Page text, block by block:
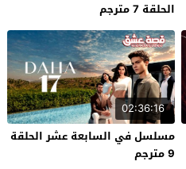
الحلقة 7 مترجم
02:36:16
مسلسل في السابعة عشر الحلقة
9 مترجم